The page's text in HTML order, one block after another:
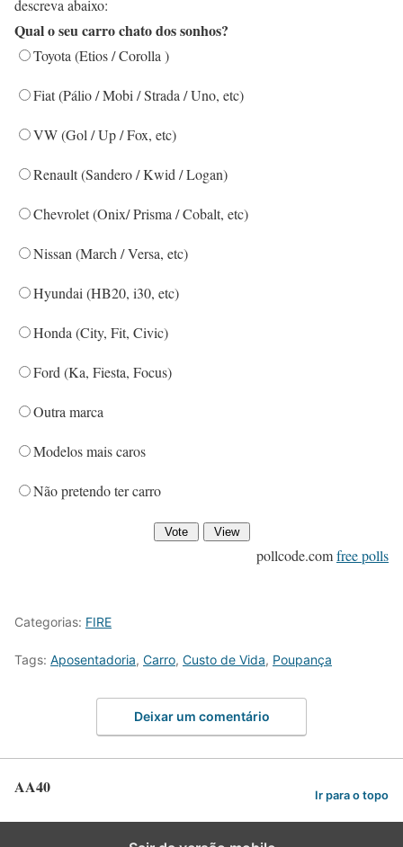
descreva abaixo:
Qual o seu carro chato dos sonhos?
Toyota (Etios / Corolla )
Fiat (Pálio / Mobi / Strada / Uno, etc)
VW (Gol / Up / Fox, etc)
Renault (Sandero / Kwid / Logan)
Chevrolet (Onix/ Prisma / Cobalt, etc)
Nissan (March / Versa, etc)
Hyundai (HB20, i30, etc)
Honda (City, Fit, Civic)
Ford (Ka, Fiesta, Focus)
Outra marca
Modelos mais caros
Não pretendo ter carro
pollcode.comfree polls
Categorias: FIRE
Tags: Aposentadoria, Carro, Custo de Vida, Poupança
Deixar um comentário
AA40 Ir para o topo